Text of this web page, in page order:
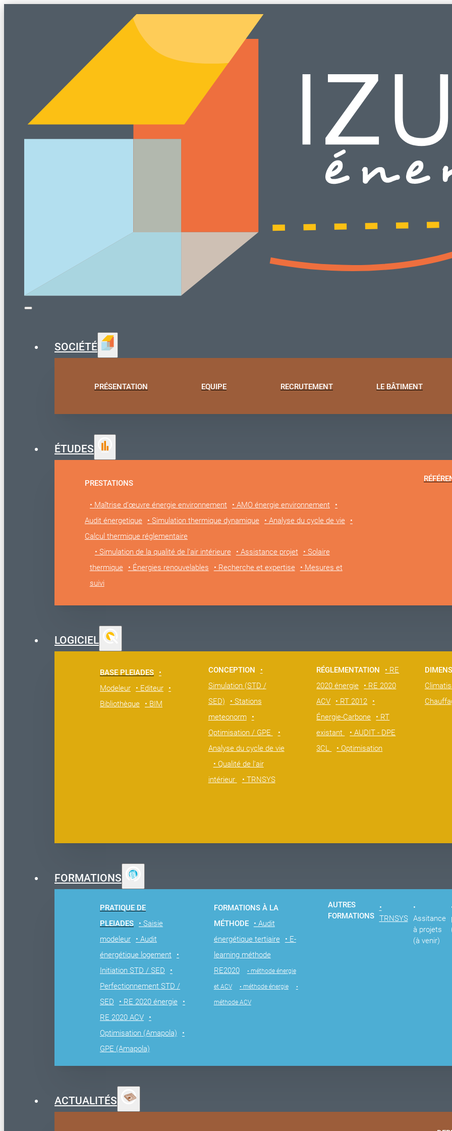
SOCIÉTÉ
PRÉSENTATION EQUIPE RECRUTEMENT LE BÂTIMENT
ÉTUDES
PRESTATIONS
• Maîtrise d’œuvre énergie environnement • AMO énergie environnement
•
Audit énergetique
• Simulation thermique dynamique • Analyse du cycle de vie
•
Calcul thermique réglementaire
• Simulation de la qualité de l’air intérieure
• Assistance projet
• Solaire
thermique
• Énergies renouvelables • Recherche et expertise
• Mesures et
suivi
LOGICIEL
BASE PLEIADES
•
Modeleur
• Editeur
•
Bibliothèque
• BIM
CONCEPTION
•
Simulation (STD /
SED)
• Stations
meteonorm
•
Optimisation / GPE
•
Analyse du cycle de vie
• Qualité de l'air
intérieur
• TRNSYS
RÉGLEMENTATION
• RE
2020 énergie
• RE 2020
ACV
• RT 2012
•
Énergie-Carbone
• RT
existant
• AUDIT - DPE
3CL
• Optimisation
FORMATIONS
PRATIQUE DE
PLEIADES
• Saisie
modeleur
• Audit
énergétique logement
•
Initiation STD / SED
•
Perfectionnement STD /
SED
• RE 2020 énergie
•
RE 2020 ACV
•
Optimisation (Amapola)
•
GPE (Amapola)
FORMATIONS À LA
MÉTHODE
• Audit
énergétique tertiaire
• E-
learning méthode
RE2020
• méthode énergie
et ACV • méthode énergie •
méthode ACV
AUTRES
FORMATIONS
•
TRNSYS
•
Assitance
à projets
(à venir)
ACTUALITÉS